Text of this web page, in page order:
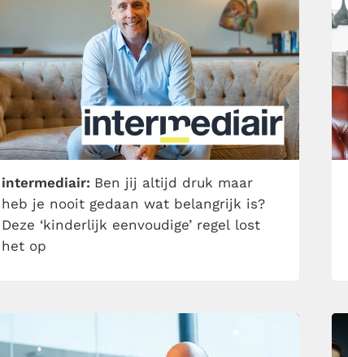
intermediair: Ben jij altijd druk maar
heb je nooit gedaan wat belangrijk is?
Deze ‘kinderlijk eenvoudige’ regel lost
het op